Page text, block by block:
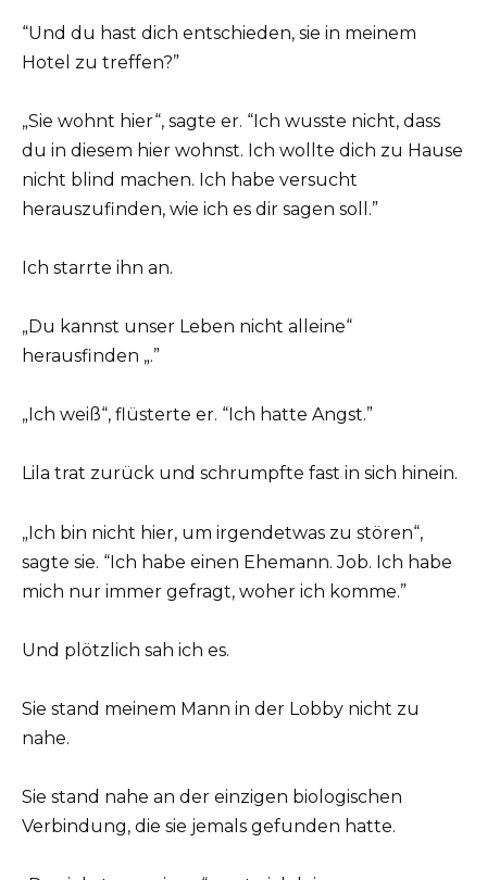
“Und du hast dich entschieden, sie in meinem
Hotel zu treffen?”
„Sie wohnt hier“, sagte er. “Ich wusste nicht, dass
du in diesem hier wohnst. Ich wollte dich zu Hause
nicht blind machen. Ich habe versucht
herauszufinden, wie ich es dir sagen soll.”
Ich starrte ihn an.
„Du kannst unser Leben nicht alleine“
herausfinden „.”
„Ich weiß“, flüsterte er. “Ich hatte Angst.”
Lila trat zurück und schrumpfte fast in sich hinein.
„Ich bin nicht hier, um irgendetwas zu stören“,
sagte sie. “Ich habe einen Ehemann. Job. Ich habe
mich nur immer gefragt, woher ich komme.”
Und plötzlich sah ich es.
Sie stand meinem Mann in der Lobby nicht zu
nahe.
Sie stand nahe an der einzigen biologischen
Verbindung, die sie jemals gefunden hatte.